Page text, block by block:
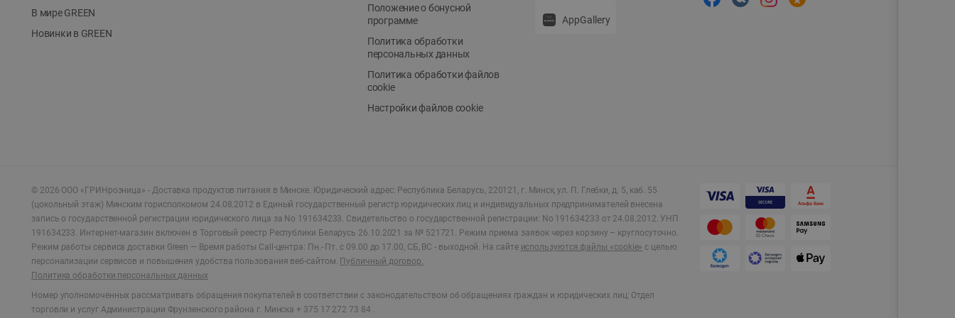
В мире GREEN
Новинки в GREEN
Положение о бонусной
программе
Политика обработки
персональных данных
Политика обработки файлов
cookie
Настройки файлов cookie
AppGallery
© 2026 ООО «ГРИНрозница» - Доставка продуктов питания в Минске. Юридический адрес: Республика Беларусь, 220121, г. Минск, ул. П. Глебки, д. 5, каб. 55
(цокольный этаж) Минским горисполкомом 24.08.2012 в Единый государственный регистр юридических лиц и индивидуальных предпринимателей внесена
запись о государственной регистрации юридического лица за No 191634233. Свидетельство о государственной регистрации: No 191634233 от 24.08.2012. УНП
191634233. Интернет-магазин включен в Торговый реестр Республики Беларусь 26.10.2021 за № 521721. Режим приема заявок через корзину – круглосуточно.
Режим работы сервиса доставки Green — Время работы Call-центра: Пн.- Пт. с 09.00 до 17.00, СБ, ВС - выходной. На сайте используются файлы «cookie» с целью
персонализации сервисов и повышения удобства пользования веб-сайтом. Публичный договор.
Политика обработки персональных данных
Номер уполномоченных рассматривать обращения покупателей в соответствии с законодательством об обращениях граждан и юридических лиц: Отдел
торговли и услуг Администрации Фрунзенского района г. Минска + 375 17 272 73 84 .